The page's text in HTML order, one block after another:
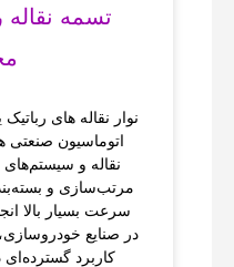
تسمه نقاله‌
نوار نقاله‌ های
اتوماسیون صنعتی
نقاله و سیستم‌های
مرتب‌سازی و
سرعت بسیار بالا
در صنایع
کاربرد